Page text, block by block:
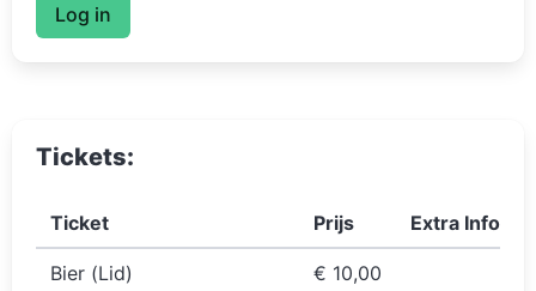
Log in
Tickets:
Ticket Prijs Extra Info
Bier (Lid) € 10,00